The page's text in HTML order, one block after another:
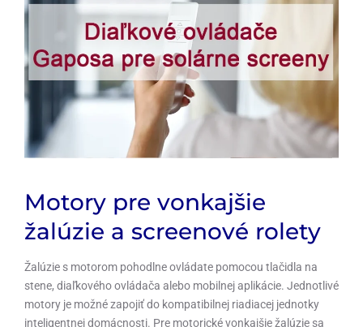
Motory pre vonkajšie
žalúzie a screenové rolety
Žalúzie s motorom pohodlne ovládate pomocou tlačidla na
stene, diaľkového ovládača alebo mobilnej aplikácie. Jednotlivé
motory je možné zapojiť do kompatibilnej riadiacej jednotky
inteligentnej domácnosti. Pre motorické vonkajšie žalúzie sa